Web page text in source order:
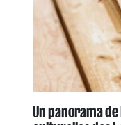
Un panorama